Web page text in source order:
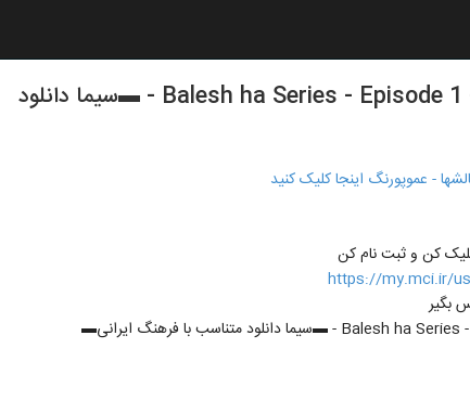
قسمت اول مجموعه بالشها - Balesh ha Series - Episode 1 - ▬سیما دانلود
کن و ثبت نام کن
https://my.mci.ir/